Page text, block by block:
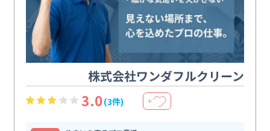
株式会社ワンダフルクリーン
3.0(3件) ＋